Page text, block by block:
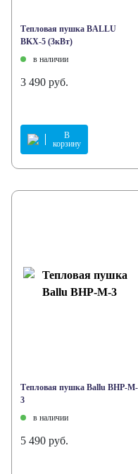
Тепловая пушка BALLU
BKX-5 (3кВт)
в наличии
3 490 руб.
В
корзину
Тепловая пушка Ballu BHP-M-
3
в наличии
5 490 руб.